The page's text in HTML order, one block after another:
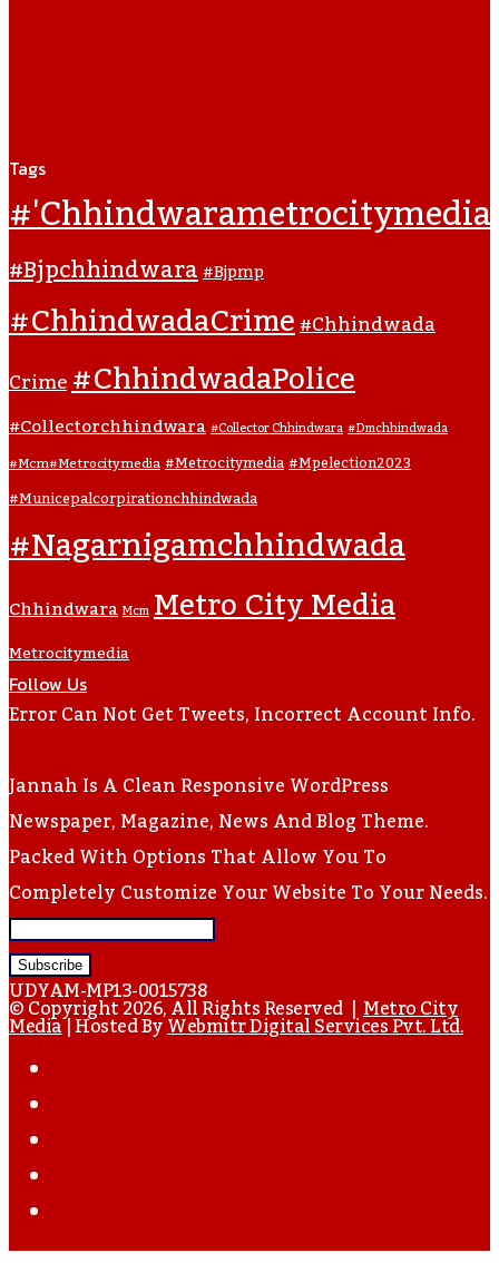
Tags
#'chhindwarametrocitymedia
#bjpchhindwara#bjpmp
#ChhindwadaCrime#Chhindwada
Crime#ChhindwadaPolice
#collectorchhindwara#collector Chhindwara#dmchhindwada
#mcm#metrocitymedia#metrocitymedia#mpelection2023
#municepalcorpirationchhindwada
#nagarnigamchhindwada
ChhindwaraMcmMetro City Media
Metrocitymedia
Follow Us
Error Can Not Get Tweets, Incorrect Account Info.
Jannah Is A Clean Responsive WordPress
Newspaper, Magazine, News And Blog Theme.
Packed With Options That Allow You To
Completely Customize Your Website To Your Needs.
Enter
Your
Email
Address
UDYAM-MP13-0015738
© Copyright 2026, All Rights Reserved |Metro City
Media| Hosted ByWebmitr Digital Services Pvt. Ltd.